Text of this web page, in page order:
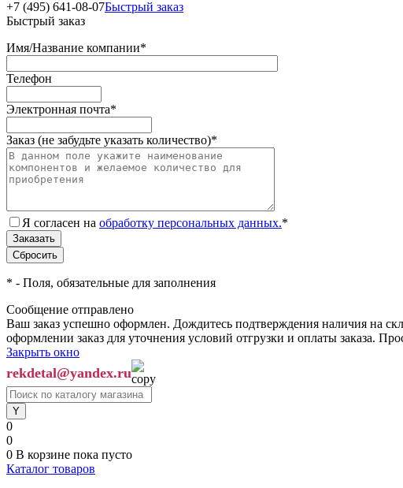
+7 (495) 641-08-07Быстрый заказ
Быстрый заказ
Имя/Название компании*
Телефон
Электронная почта*
Заказ (не забудьте указать количество)*
Я согласен на обработку персональных данных.*
* - Поля, обязательные для заполнения
Сообщение отправлено
Ваш заказ успешно оформлен. Дождитесь подтверждения наличия на
оформлении заказ для уточнения условий отгрузки и оплаты заказа.
Закрыть окно
rekdetal@yandex.ru
0
0
0 В корзине пока пусто
Каталог товаров